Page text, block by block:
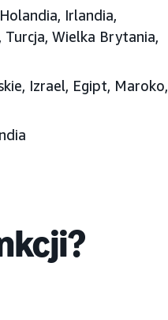
Irlandia,
Turcja, Wielka Brytania,
, Izrael, Egipt, Maroko,